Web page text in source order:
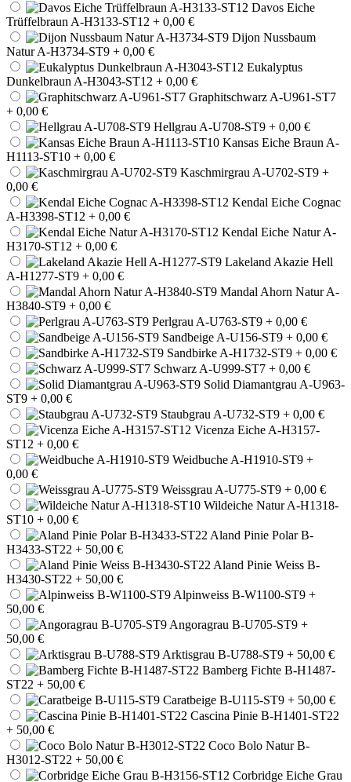
Davos Eiche
Trüffelbraun A-H3133-ST12 + 0,00 €
Dijon Nussbaum
Natur A-H3734-ST9 + 0,00 €
Eukalyptus
Dunkelbraun A-H3043-ST12 + 0,00 €
Graphitschwarz A-U961-ST7
+ 0,00 €
Hellgrau A-U708-ST9 + 0,00 €
Kansas Eiche Braun A-
H1113-ST10 + 0,00 €
Kaschmirgrau A-U702-ST9 +
0,00 €
Kendal Eiche Cognac
A-H3398-ST12 + 0,00 €
Kendal Eiche Natur A-
H3170-ST12 + 0,00 €
Lakeland Akazie Hell
A-H1277-ST9 + 0,00 €
Mandal Ahorn Natur A-
H3840-ST9 + 0,00 €
Perlgrau A-U763-ST9 + 0,00 €
Sandbeige A-U156-ST9 + 0,00 €
Sandbirke A-H1732-ST9 + 0,00 €
Schwarz A-U999-ST7 + 0,00 €
Solid Diamantgrau A-U963-
ST9 + 0,00 €
Staubgrau A-U732-ST9 + 0,00 €
Vicenza Eiche A-H3157-
ST12 + 0,00 €
Weidbuche A-H1910-ST9 +
0,00 €
Weissgrau A-U775-ST9 + 0,00 €
Wildeiche Natur A-H1318-
ST10 + 0,00 €
Aland Pinie Polar B-
H3433-ST22 + 50,00 €
Aland Pinie Weiss B-
H3430-ST22 + 50,00 €
Alpinweiss B-W1100-ST9 +
50,00 €
Angoragrau B-U705-ST9 +
50,00 €
Arktisgrau B-U788-ST9 + 50,00 €
Bamberg Fichte B-H1487-
ST22 + 50,00 €
Caratbeige B-U115-ST9 + 50,00 €
Cascina Pinie B-H1401-ST22
+ 50,00 €
Coco Bolo Natur B-
H3012-ST22 + 50,00 €
Corbridge Eiche Grau